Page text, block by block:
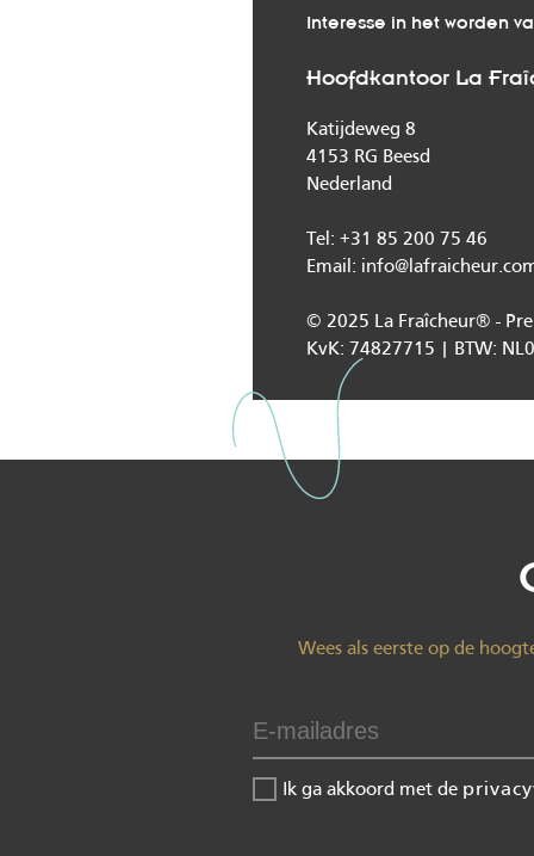
Interesse in het worden
Hoofdkantoor La
Katijdeweg 8
4153 RG Beesd
Nederland
Tel: +31 85 200 75 46
Email:
© 2025 La Fraîcheur® -
KvK: 74827715 | BTW:
Wees als eerste op de
Ik ga akkoord met de